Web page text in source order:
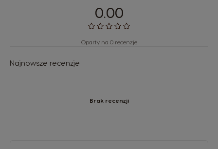
0.00
Oparty na 0 recenzje
Najnowsze recenzje
Brak recenzji